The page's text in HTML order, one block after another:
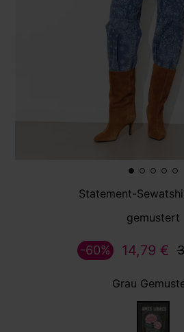
Statement-
gemustert
14,79 €
-60%
Grau